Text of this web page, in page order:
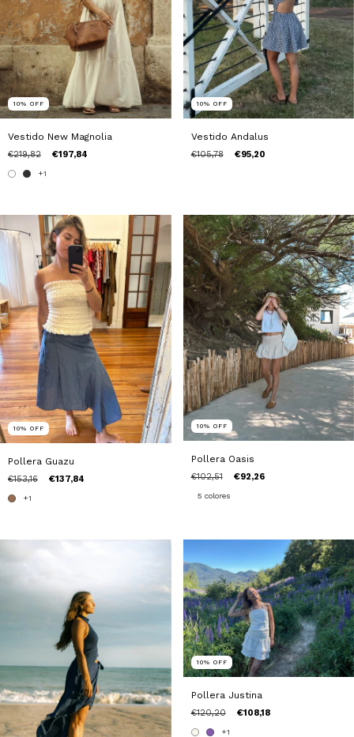
10% OFF
Vestido New Magnolia
€219,82 €197,84
+1
10% OFF
Vestido Andalus
€105,78 €95,20
10% OFF
Pollera Guazu
€153,16 €137,84
+1
10% OFF
Pollera Oasis
€102,51 €92,26
5 colores
10% OFF
Pollera Justina
€120,20 €108,18
+1